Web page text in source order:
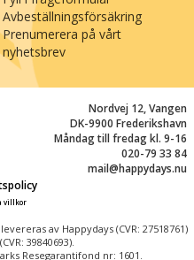
Avbeställningsförsäkring
Prenumerera på vårt
nyhetsbrev
Nordvej 12, Vangen
DK-9900 Frederikshavn
Måndag till fredag kl. 9-16
020-79 33 84
mail@happydays.nu
villkor
av Happydays (CVR: 27518761)
39840693).
Resegarantifond nr: 1601.